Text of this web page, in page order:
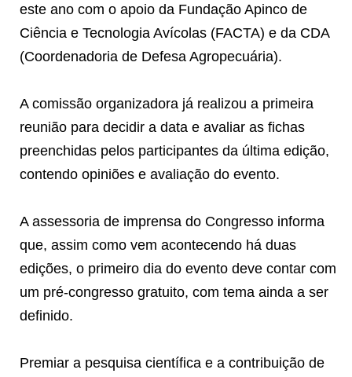
este ano com o apoio da Fundação Apinco de
Ciência e Tecnologia Avícolas (FACTA) e da CDA
(Coordenadoria de Defesa Agropecuária).
A comissão organizadora já realizou a primeira
reunião para decidir a data e avaliar as fichas
preenchidas pelos participantes da última edição,
contendo opiniões e avaliação do evento.
A assessoria de imprensa do Congresso informa
que, assim como vem acontecendo há duas
edições, o primeiro dia do evento deve contar com
um pré-congresso gratuito, com tema ainda a ser
definido.
Premiar a pesquisa científica e a contribuição de